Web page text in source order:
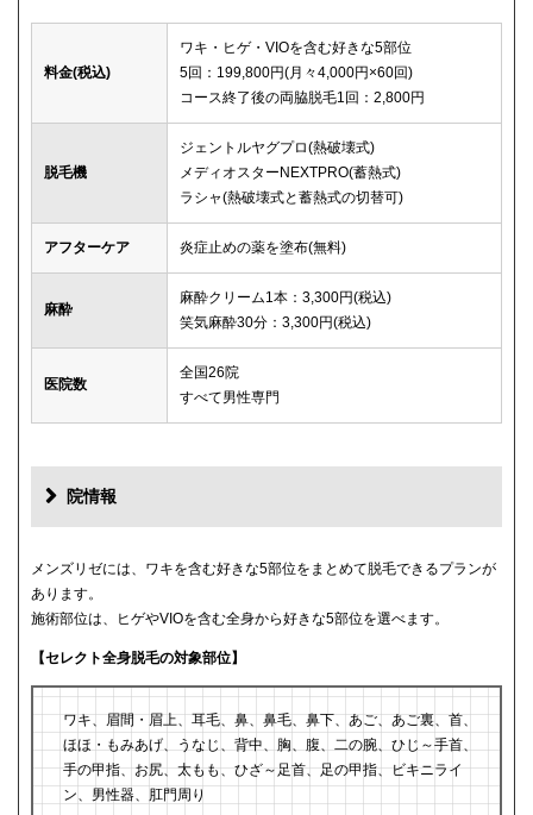
料金(税込)
ワキ・ヒゲ・VIOを含む好きな5部位
5回：199,800円(月々4,000円×60回)
コース終了後の両脇脱毛1回：2,800円
脱毛機
ジェントルヤグプロ(熱破壊式)
メディオスターNEXTPRO(蓄熱式)
ラシャ(熱破壊式と蓄熱式の切替可)
アフターケア 炎症止めの薬を塗布(無料)
麻酔
麻酔クリーム1本：3,300円(税込)
笑気麻酔30分：3,300円(税込)
医院数
全国26院
すべて男性専門
院情報
メンズリゼには、ワキを含む好きな5部位をまとめて脱毛できるプランが
あります。
施術部位は、ヒゲやVIOを含む全身から好きな5部位を選べます。
【セレクト全身脱毛の対象部位】
ワキ、眉間・眉上、耳毛、鼻、鼻毛、鼻下、あご、あご裏、首、
ほほ・もみあげ、うなじ、背中、胸、腹、二の腕、ひじ～手首、
手の甲指、お尻、太もも、ひざ～足首、足の甲指、ビキニライ
ン、男性器、肛門周り